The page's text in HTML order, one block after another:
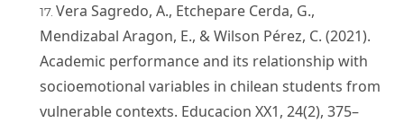
Vera Sagredo, A., Etchepare Cerda, G.,
Mendizabal Aragon, E., & Wilson Pérez, C. (2021).
Academic performance and its relationship with
socioemotional variables in chilean students from
vulnerable contexts. Educacion XX1, 24(2), 375–